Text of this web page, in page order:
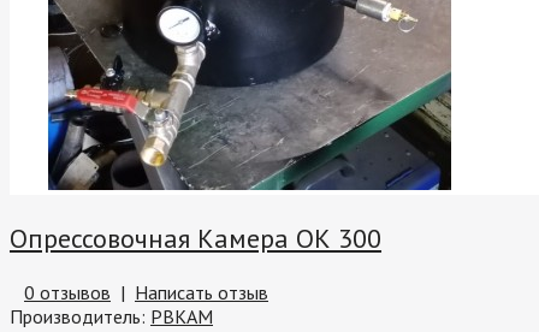
Опрессовочная Камера ОК 300
0 отзывов | Написать отзыв
Производитель: РВКАМ